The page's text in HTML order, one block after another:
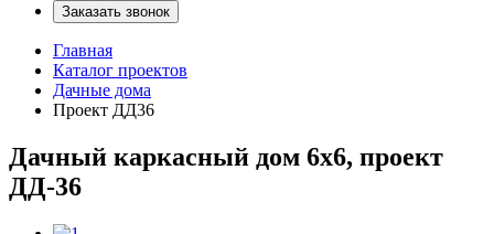
Заказать звонок
Главная
Каталог проектов
Дачные дома
Проект ДД36
Дачный каркасный дом 6х6, проект
ДД-36